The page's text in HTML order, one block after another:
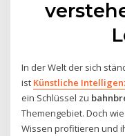
In der Welt der sich
ist Künstliche
ein Schlüssel zu
Themengebiet. Doch
Wissen profitieren und